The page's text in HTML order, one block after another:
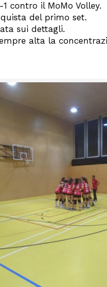
contro il MoMo Volley.
del primo set.
sui dettagli.
alta la